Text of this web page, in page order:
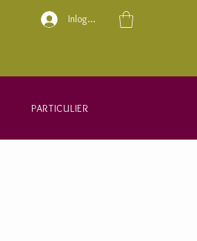
Inloggen
PARTICULIER